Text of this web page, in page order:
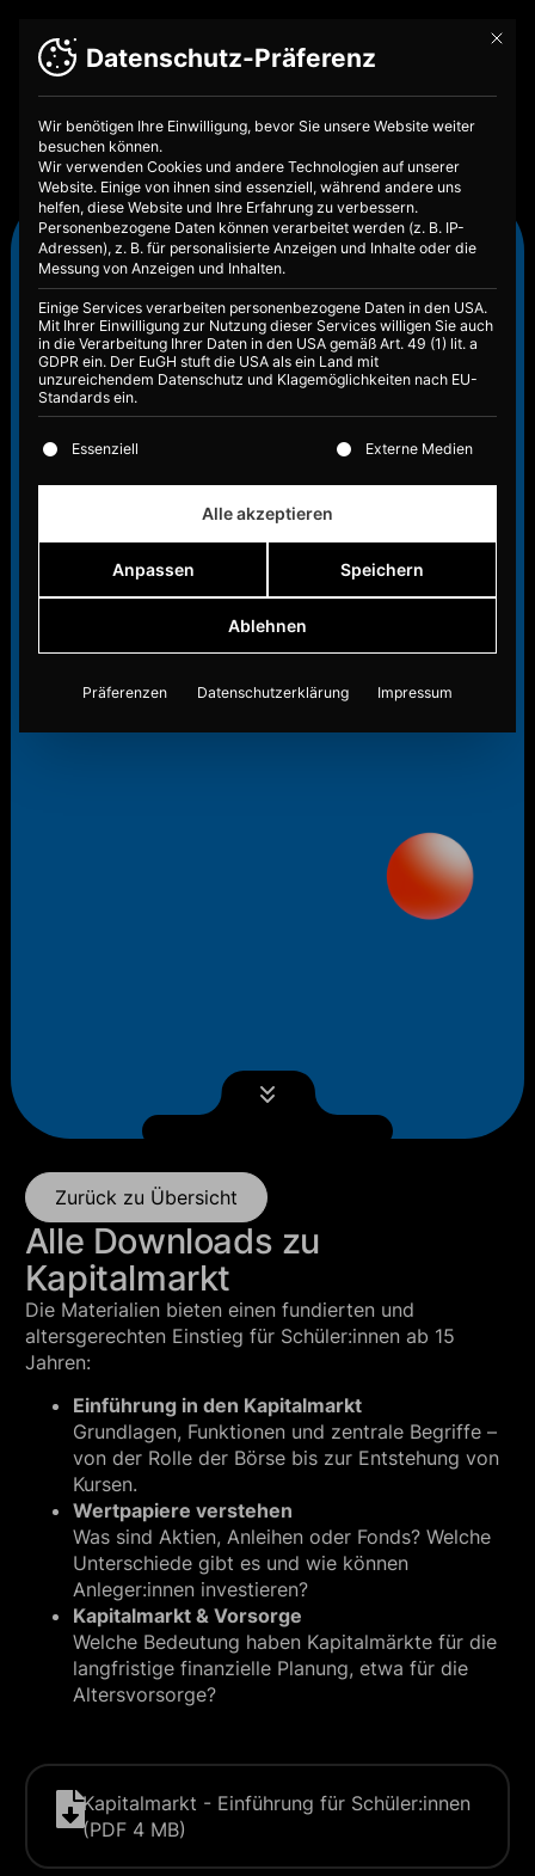
Kapitalmarkt
Der Kapitalmarkt verbindet Menschen,
die Geld anlegen möchten, mit
Unternehmen und Staaten, die Kapital
benötigen. Wer seine Funktionsweise
versteht, kann fundiertere
Entscheidungen beim Sparen,
Investieren und in der Vorsorge
Zurück zu Übersicht
Alle Downloads zu
Kapitalmarkt
Die Materialien bieten einen fundierten und
altersgerechten Einstieg für Schüler:innen ab 15
Jahren:
Einführung in den Kapitalmarkt
Grundlagen, Funktionen und zentrale Begriffe –
von der Rolle der Börse bis zur Entstehung von
Kursen.
Wertpapiere verstehen
Was sind Aktien, Anleihen oder Fonds? Welche
Unterschiede gibt es und wie können
Anleger:innen investieren?
Kapitalmarkt & Vorsorge
Welche Bedeutung haben Kapitalmärkte für die
langfristige finanzielle Planung, etwa für die
Altersvorsorge?
Kapitalmarkt - Einführung für Schüler:innen
(PDF 4 MB)
Mit
Datenschutz-Präferenz
Wir benötigen Ihre Einwilligung, bevor Sie unsere Website weiter
besuchen können.
Wir verwenden Cookies und andere Technologien auf unserer
Website. Einige von ihnen sind essenziell, während andere uns
helfen, diese Website und Ihre Erfahrung zu verbessern.
Personenbezogene Daten können verarbeitet werden (z. B. IP-
Adressen), z. B. für personalisierte Anzeigen und Inhalte oder die
Messung von Anzeigen und Inhalten.
Einige Services verarbeiten personenbezogene Daten in den USA.
Mit Ihrer Einwilligung zur Nutzung dieser Services willigen Sie auch
in die Verarbeitung Ihrer Daten in den USA gemäß Art. 49 (1) lit. a
GDPR ein. Der EuGH stuft die USA als ein Land mit
unzureichendem Datenschutz und Klagemöglichkeiten nach EU-
Standards ein.
Es folgt eine Liste der Service-Gruppen, für die eine
Essenziell Externe Medien
Alle akzeptieren
Anpassen Speichern
Ablehnen
Präferenzen Datenschutzerklärung Impressum